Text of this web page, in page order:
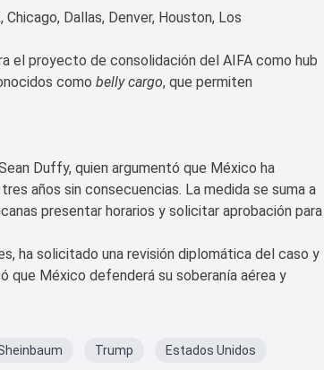
Dallas, Denver, Houston, Los
el proyecto de consolidación del AIFA como hub
como belly cargo, que permiten
Duffy, quien argumentó que México ha
años sin consecuencias. La medida se suma a
presentar horarios y solicitar aprobación para
ha solicitado una revisión diplomática del caso y
que México defenderá su soberanía aérea y
Trump
Estados Unidos